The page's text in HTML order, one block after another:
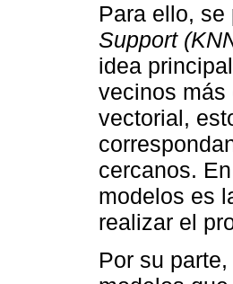
Para ello,
Support
idea
vecinos más
vectorial,
cercanos.
modelos es
realizar el
Por su parte,